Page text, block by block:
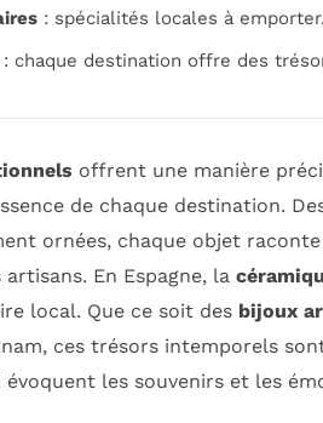
: spécialités locales à
: chaque destination offre des
offrent une manière
de chaque destination.
ornées, chaque objet
En Espagne, la
local. Que ce soit des bijoux
ces trésors intemporels
les souvenirs et les